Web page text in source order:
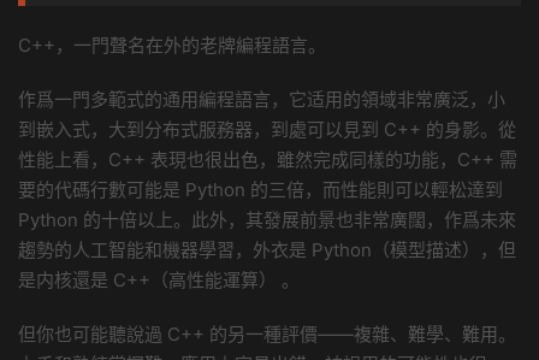
C++，一門聲名在外的老牌編程語言。
作爲一門多範式的通用編程語言，它适用的領域非常廣泛，小
到嵌入式，大到分布式服務器，到處可以見到 C++ 的身影。從
性能上看，C++ 表現也很出色，雖然完成同樣的功能，C++ 需
要的代碼行數可能是 Python 的三倍，而性能則可以輕松達到
Python 的十倍以上。此外，其發展前景也非常廣闊，作爲未來
趨勢的人工智能和機器學習，外衣是 Python（模型描述），但
是内核還是 C++（高性能運算） 。
但你也可能聽說過 C++ 的另一種評價——複雜、難學、難用。